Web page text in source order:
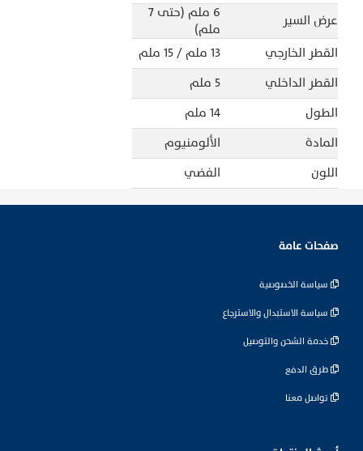
عرض السير
6 ملم (حتى 7
ملم)
القطر الخارجي
13 ملم / 15 ملم
القطر الداخلي
5 ملم
الطول
14 ملم
المادة
الألومنيوم
اللون
الفضي
صفحات عامة
سياسة الخصوصية
سياسة الاستبدال والاسترجاع
خدمة الشحن والتوصيل
طرق الدفع
تواصل معنا